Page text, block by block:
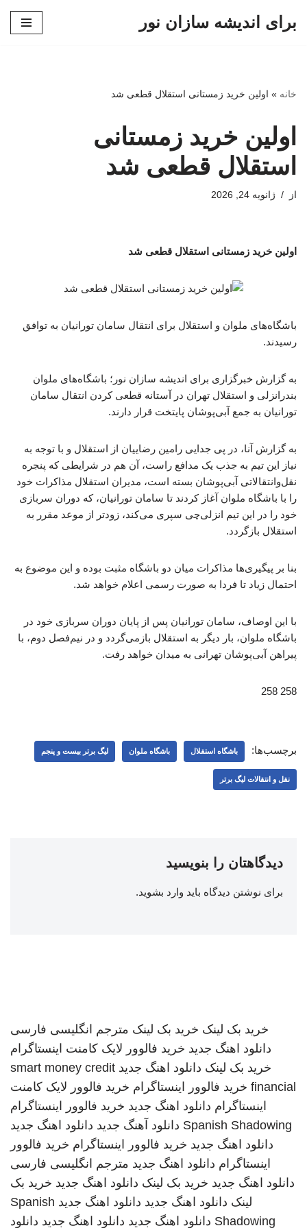
برای اندیشه سازان نور
خانه » اولین خرید زمستانی استقلال قطعی شد
اولین خرید زمستانی
استقلال قطعی شد
از ژانویه 24, 2026
اولین خرید زمستانی استقلال قطعی شد
باشگاه‌های ملوان و استقلال برای انتقال سامان تورانیان به توافق
رسیدند.
به گزارش خبرگزاری برای اندیشه سازان نور؛ باشگاه‌های ملوان
بندرانزلی و استقلال تهران در آستانه قطعی کردن انتقال سامان
تورانیان به جمع آبی‌پوشان پایتخت قرار دارند.
به گزارش آنا، در پی جدایی رامین رضاییان از استقلال و با توجه به
نیاز این تیم به جذب یک مدافع راست، آن هم در شرایطی که پنجره
نقل‌وانتقالاتی آبی‌پوشان بسته است، مدیران استقلال مذاکرات خود
را با باشگاه ملوان آغاز کردند تا سامان تورانیان، که دوران سربازی
خود را در این تیم انزلی‌چی سپری می‌کند، زودتر از موعد مقرر به
استقلال بازگردد.
بنا بر پیگیری‌ها مذاکرات میان دو باشگاه مثبت بوده و این موضوع به
احتمال زیاد تا فردا به صورت رسمی اعلام خواهد شد.
با این اوصاف، سامان تورانیان پس از پایان دوران سربازی خود در
باشگاه ملوان، بار دیگر به استقلال بازمی‌گردد و در نیم‌فصل دوم، با
پیراهن آبی‌پوشان تهرانی به میدان خواهد رفت.
258 258
برچسب‌ها: باشگاه استقلال باشگاه ملوان لیگ برتر بیست و پنجم
نقل و انتقالات لیگ برتر
دیدگاهتان را بنویسید
برای نوشتن دیدگاه باید وارد بشوید.
خرید بک لینک خرید بک لینک مترجم انگلیسی فارسی
دانلود اهنگ جدید خرید فالوور لایک کامنت اینستاگرام
خرید بک لینک دانلود اهنگ جدید smart money credit
financial خرید فالوور اینستاگرام خرید فالوور لایک کامنت
اینستاگرام دانلود اهنگ جدید خرید فالوور اینستاگرام
Spanish Shadowing دانلود آهنگ جدید دانلود اهنگ جدید
دانلود اهنگ جدید خرید فالوور اینستاگرام خرید فالوور
اینستاگرام دانلود اهنگ جدید مترجم انگلیسی فارسی
دانلود اهنگ جدید خرید بک لینک دانلود اهنگ جدید خرید بک
لینک دانلود اهنگ جدید دانلود اهنگ جدید Spanish
Shadowing دانلود اهنگ جدید دانلود اهنگ جدید دانلود